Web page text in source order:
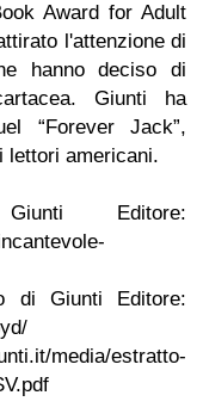
Award for Adult
l'attenzione di
hanno deciso di
Giunti ha
“Forever Jack”,
lettori americani.
Editore:
di Giunti Editore:
media/estratto-